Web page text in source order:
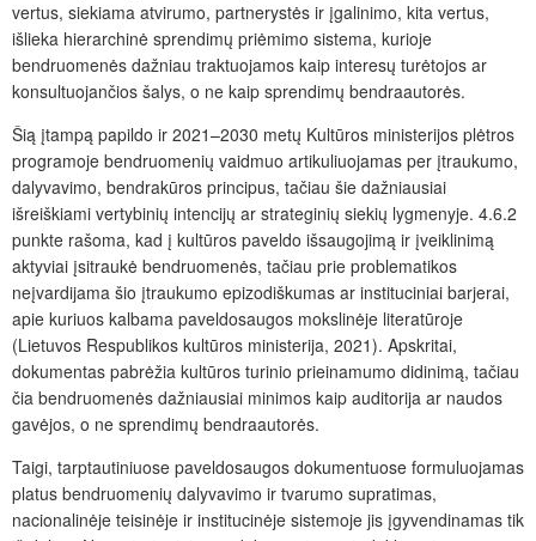
vertus, siekiama atvirumo, partnerystės ir įgalinimo, kita vertus,
išlieka hierarchinė sprendimų priėmimo sistema, kurioje
bendruomenės dažniau traktuojamos kaip interesų turėtojos ar
konsultuojančios šalys, o ne kaip sprendimų bendraautorės.
Šią įtampą papildo ir 2021–2030 metų Kultūros ministerijos plėtros
programoje bendruomenių vaidmuo artikuliuojamas per įtraukumo,
dalyvavimo, bendrakūros principus, tačiau šie dažniausiai
išreiškiami vertybinių intencijų ar strateginių siekių lygmenyje. 4.6.2
punkte rašoma, kad į kultūros paveldo išsaugojimą ir įveiklinimą
aktyviai įsitraukė bendruomenės, tačiau prie problematikos
neįvardijama šio įtraukumo epizodiškumas ar instituciniai barjerai,
apie kuriuos kalbama paveldosaugos mokslinėje literatūroje
(Lietuvos Respublikos kultūros ministerija, 2021). Apskritai,
dokumentas pabrėžia kultūros turinio prieinamumo didinimą, tačiau
čia bendruomenės dažniausiai minimos kaip auditorija ar naudos
gavėjos, o ne sprendimų bendraautorės.
Taigi, tarptautiniuose paveldosaugos dokumentuose formuluojamas
platus bendruomenių dalyvavimo ir tvarumo supratimas,
nacionalinėje teisinėje ir institucinėje sistemoje jis įgyvendinamas tik